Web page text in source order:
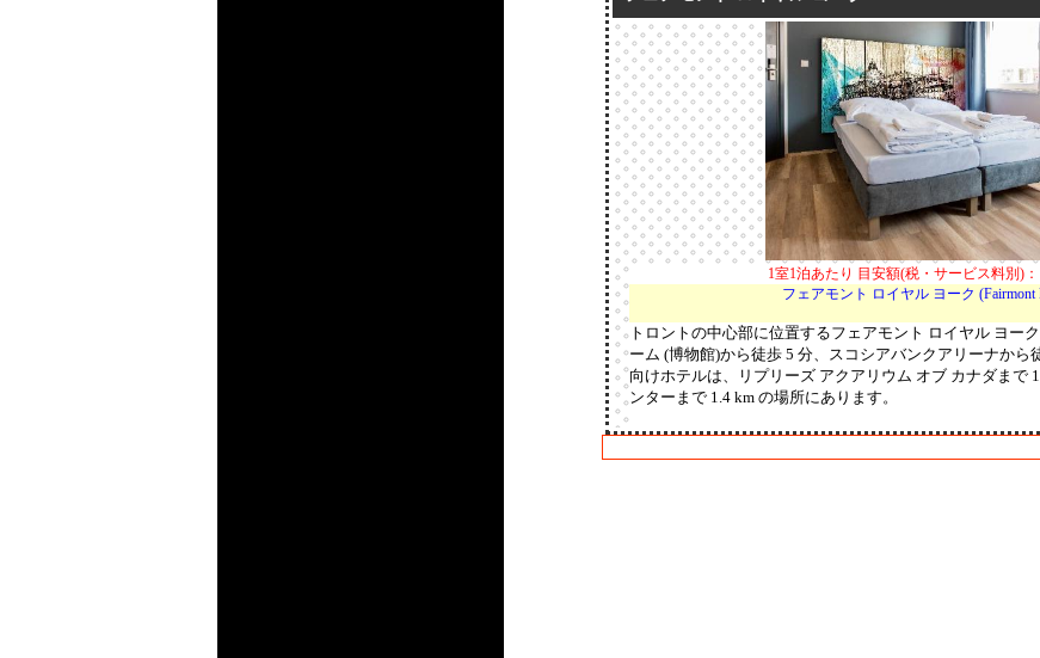
1室1泊あたり 目安額(税・サービス料別)：
フェアモント ロイヤル ヨーク (Fairmont
トロントの中心部に位置するフェアモント ロイヤル ヨー
ーム (博物館)から徒歩 5 分、スコシアバンクアリーナから
向けホテルは、リプリーズ アクアリウム オブ カナダまで
ンターまで 1.4 km の場所にあります。